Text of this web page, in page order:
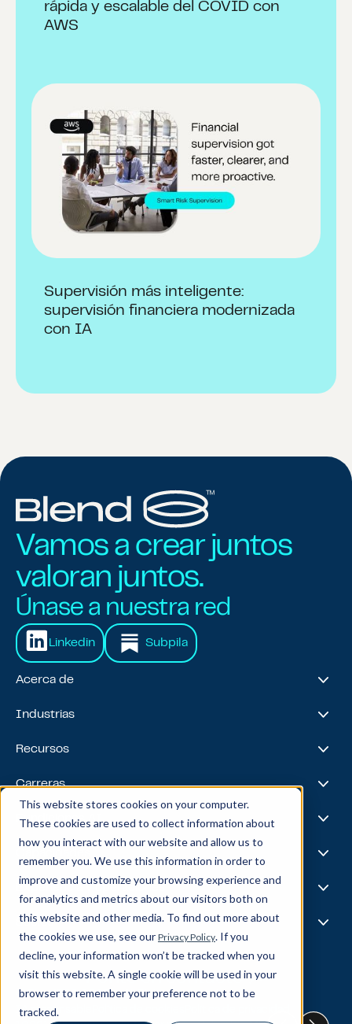
This website stores cookies on your computer.
These cookies are used to collect information about
how you interact with our website and allow us to
remember you. We use this information in order to
improve and customize your browsing experience and
for analytics and metrics about our visitors both on
this website and other media. To find out more about
the cookies we use, see our Privacy Policy. If you
decline, your information won’t be tracked when you
visit this website. A single cookie will be used in your
browser to remember your preference not to be
tracked.
rápida y escalable del COVID con
AWS
Supervisión más inteligente:
supervisión financiera modernizada
con IA
Vamos a crear juntos
valoran juntos.
Únase a nuestra red
Linkedin Subpila
Acerca de
Acerca de nosotros
Premios y reconocimientos
Industrias
Servicios financieros
Viajes y hospitalidad
Energía
Tecnología, medios y telecomunicaciones
Recursos
Casos prácticos
Liderazgo intelectual
Medios y eventos
Noticias
Carreras
Life @ Blend
Bolsa de trabajo
Todas las estrellas
Aspectos destacados del equipo
Fundiciones AI
Mezcla X
Ciencia de datos
Ingeniería de datos
Inteligencia empresarial
Gobernanza de datos
MLOP
Experiencia y operaciones
Experiencia del cliente
Producto
Operaciones empresariales
Cadena de suministro
Socios
About Our Partners
Data Bricks
Copo de nieve
Ponte en contacto
© Blend3602026 — All Rights Reserved.
IA responsable